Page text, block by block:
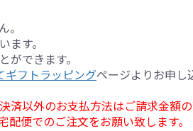
。
す。
できます。
ギフトラッピングページよりお申し
以外のお支払方法はご請求金額
便でのご注文をお願い致します。